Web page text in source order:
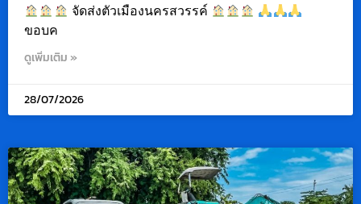
จัดส่งตัวเมืองนครสวรรค์
ขอบค
ดูเพิ่มเติม »
28/07/2026